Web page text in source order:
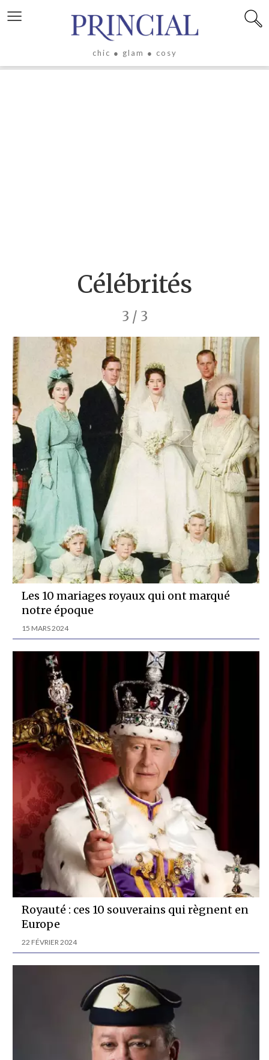
≡
chic ● glam ● cosy
Célébrités
3 / 3
Les 10 mariages royaux qui ont marqué
notre époque
15 MARS 2024
Royauté : ces 10 souverains qui règnent en
Europe
22 FÉVRIER 2024